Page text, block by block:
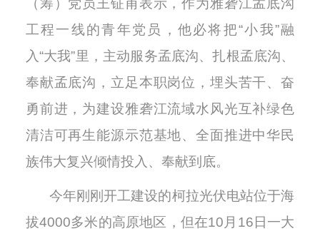
（筹）党员王钲甫表示，作为雅砻江孟底沟
工程一线的青年党员，他必将把“小我”融
入“大我”里，主动服务孟底沟、扎根孟底沟、
奉献孟底沟，立足本职岗位，埋头苦干、奋
勇前进，为建设雅砻江流域水风光互补绿色
清洁可再生能源示范基地、全面推进中华民
族伟大复兴倾情投入、奉献到底。
今年刚刚开工建设的柯拉光伏电站位于海
拔4000多米的高原地区，但在10月16日一大